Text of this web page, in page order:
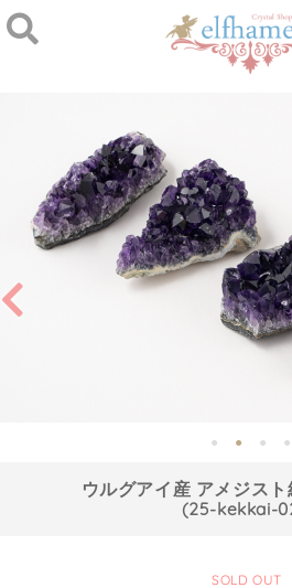
ウルグアイ産 アメジス
(25-kekkai-
SOLD OUT